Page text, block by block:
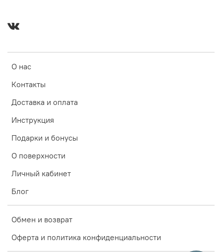
О нас
Контакты
Доставка и оплата
Инструкция
Подарки и бонусы
О поверхности
Личный кабинет
Блог
Обмен и возврат
Оферта и политика конфиденциальности